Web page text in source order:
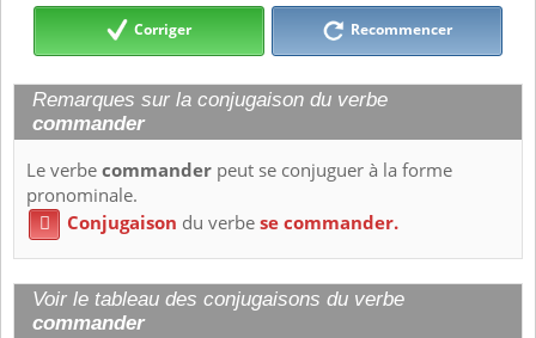
Corriger Recommencer
Remarques sur la conjugaison du verbe
commander
Le verbecommander peut se conjuguer à la forme
pronominale.
 Conjugaison du verbese commander.
Voir le tableau des conjugaisons du verbe
commander